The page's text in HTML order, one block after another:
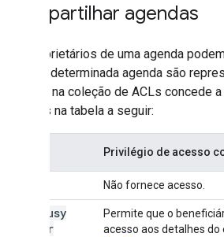
Compartilhar agendas
Os proprietários de uma agenda
de uma determinada agenda são
recurso na coleção de ACLs concede
listadas na tabela a seguir:
Privilégio de acesso
Não fornece acesso.
Busy
Reader
Permite que o
acesso aos detalhes